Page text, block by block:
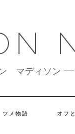
マディソン
ツメ物語 オフ